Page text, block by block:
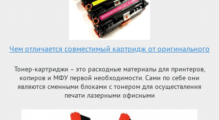
Чем отличается совместимый картридж от оригинального
Тонер-картриджи – это расходные материалы для принтеров,
копиров и МФУ первой необходимости. Сами по себе они
являются сменными блоками с тонером для осуществления
печати лазерными офисными